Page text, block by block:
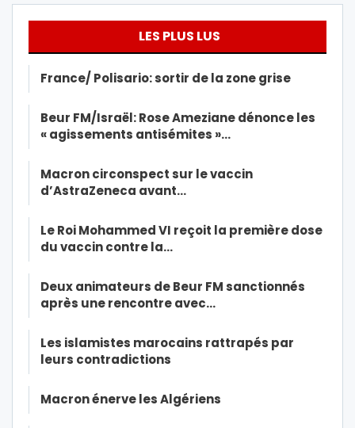
LES PLUS LUS
France/ Polisario: sortir de la zone grise
Beur FM/Israël: Rose Ameziane dénonce les
« agissements antisémites »…
Macron circonspect sur le vaccin
d’AstraZeneca avant…
Le Roi Mohammed VI reçoit la première dose
du vaccin contre la…
Deux animateurs de Beur FM sanctionnés
après une rencontre avec…
Les islamistes marocains rattrapés par
leurs contradictions
Macron énerve les Algériens